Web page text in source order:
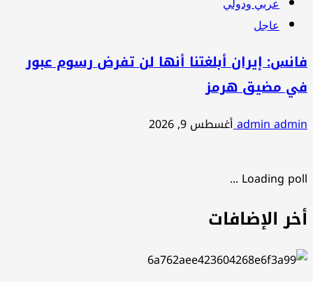
عربي ودولي
عاجل
فانس: إيران أبلغتنا أنها لن تفرض رسوم عبور
في مضيق هرمز
admin adminأغسطس 9, 2026
Loading poll ...
أخر الإضافات